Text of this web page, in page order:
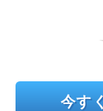
今す